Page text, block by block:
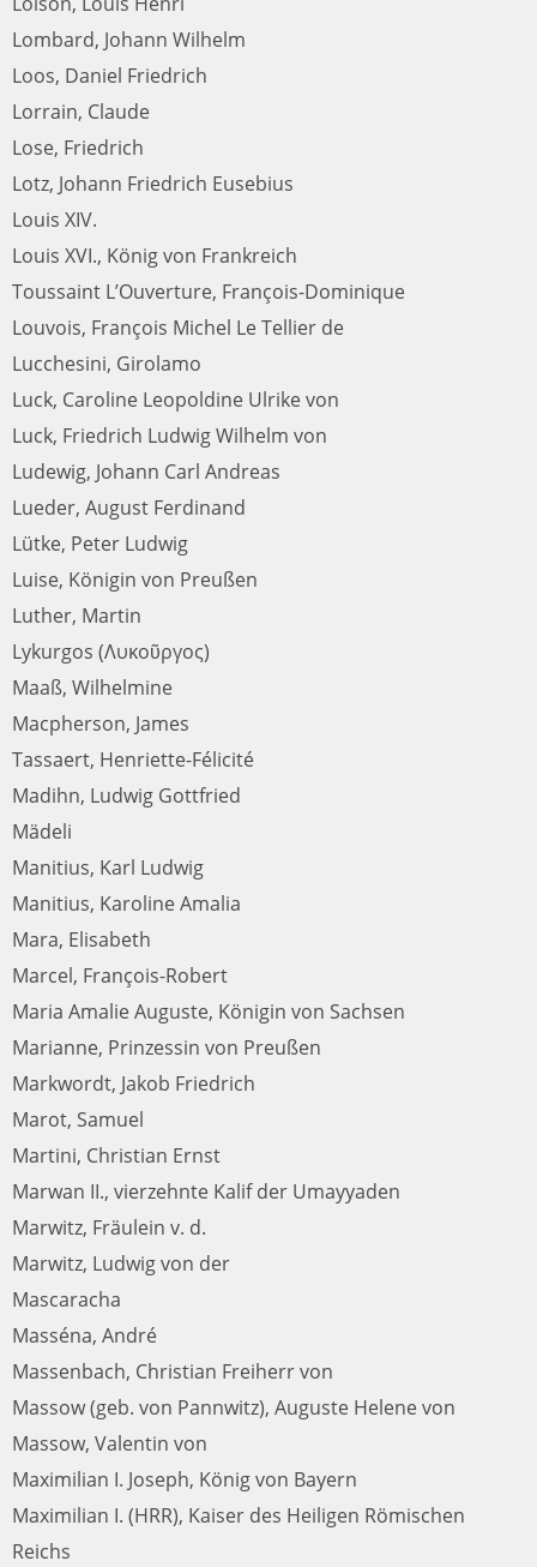
Lombard, Johann Wilhelm
Loos, Daniel Friedrich
Lorrain, Claude
Lose, Friedrich
Lotz, Johann Friedrich Eusebius
Louis XIV.
Louis XVI., König von Frankreich
Toussaint L’Ouverture, François-Dominique
Louvois, François Michel Le Tellier de
Lucchesini, Girolamo
Luck, Caroline Leopoldine Ulrike von
Luck, Friedrich Ludwig Wilhelm von
Ludewig, Johann Carl Andreas
Lueder, August Ferdinand
Lütke, Peter Ludwig
Luise, Königin von Preußen
Luther, Martin
Lykurgos (Λυκοῦργος)
Maaß, Wilhelmine
Macpherson, James
Tassaert, Henriette-Félicité
Madihn, Ludwig Gottfried
Mädeli
Manitius, Karl Ludwig
Manitius, Karoline Amalia
Mara, Elisabeth
Marcel, François-Robert
Maria Amalie Auguste, Königin von Sachsen
Marianne, Prinzessin von Preußen
Markwordt, Jakob Friedrich
Marot, Samuel
Martini, Christian Ernst
Marwan II., vierzehnte Kalif der Umayyaden
Marwitz, Fräulein v. d.
Marwitz, Ludwig von der
Mascaracha
Masséna, André
Massenbach, Christian Freiherr von
Massow (geb. von Pannwitz), Auguste Helene von
Massow, Valentin von
Maximilian I. Joseph, König von Bayern
Maximilian I. (HRR), Kaiser des Heiligen Römischen
Reichs